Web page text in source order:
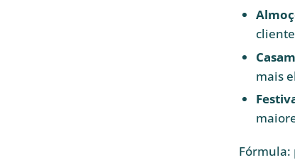
mais
Fórmula: